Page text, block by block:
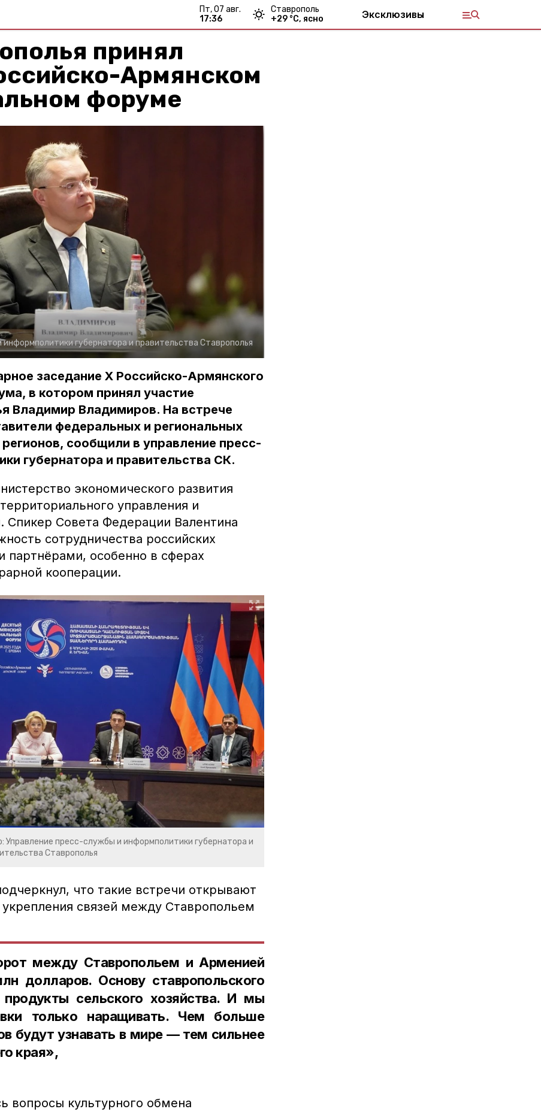
пт, 07 авг.
17:36
Ставрополь
+29 °С, ясно Эксклюзивы
принял
Армянском
форуме
губернатора и правительства Ставрополья
заседание X Российско-Армянского
в котором принял участие
Владимир Владимиров. На встрече
федеральных и региональных
регионов, сообщили в управление пресс-
губернатора и правительства СК.
экономического развития
управления и
Спикер Совета Федерации Валентина
сотрудничества российских
партнёрами, особенно в сферах
кооперации.
Управление пресс-службы и информполитики губернатора и
Ставрополья
что такие встречи открывают
связей между Ставропольем
между Ставропольем и Арменией
долларов. Основу ставропольского
сельского хозяйства. И мы
только наращивать. Чем больше
будут узнавать в мире — тем сильнее
края»,
вопросы культурного обмена